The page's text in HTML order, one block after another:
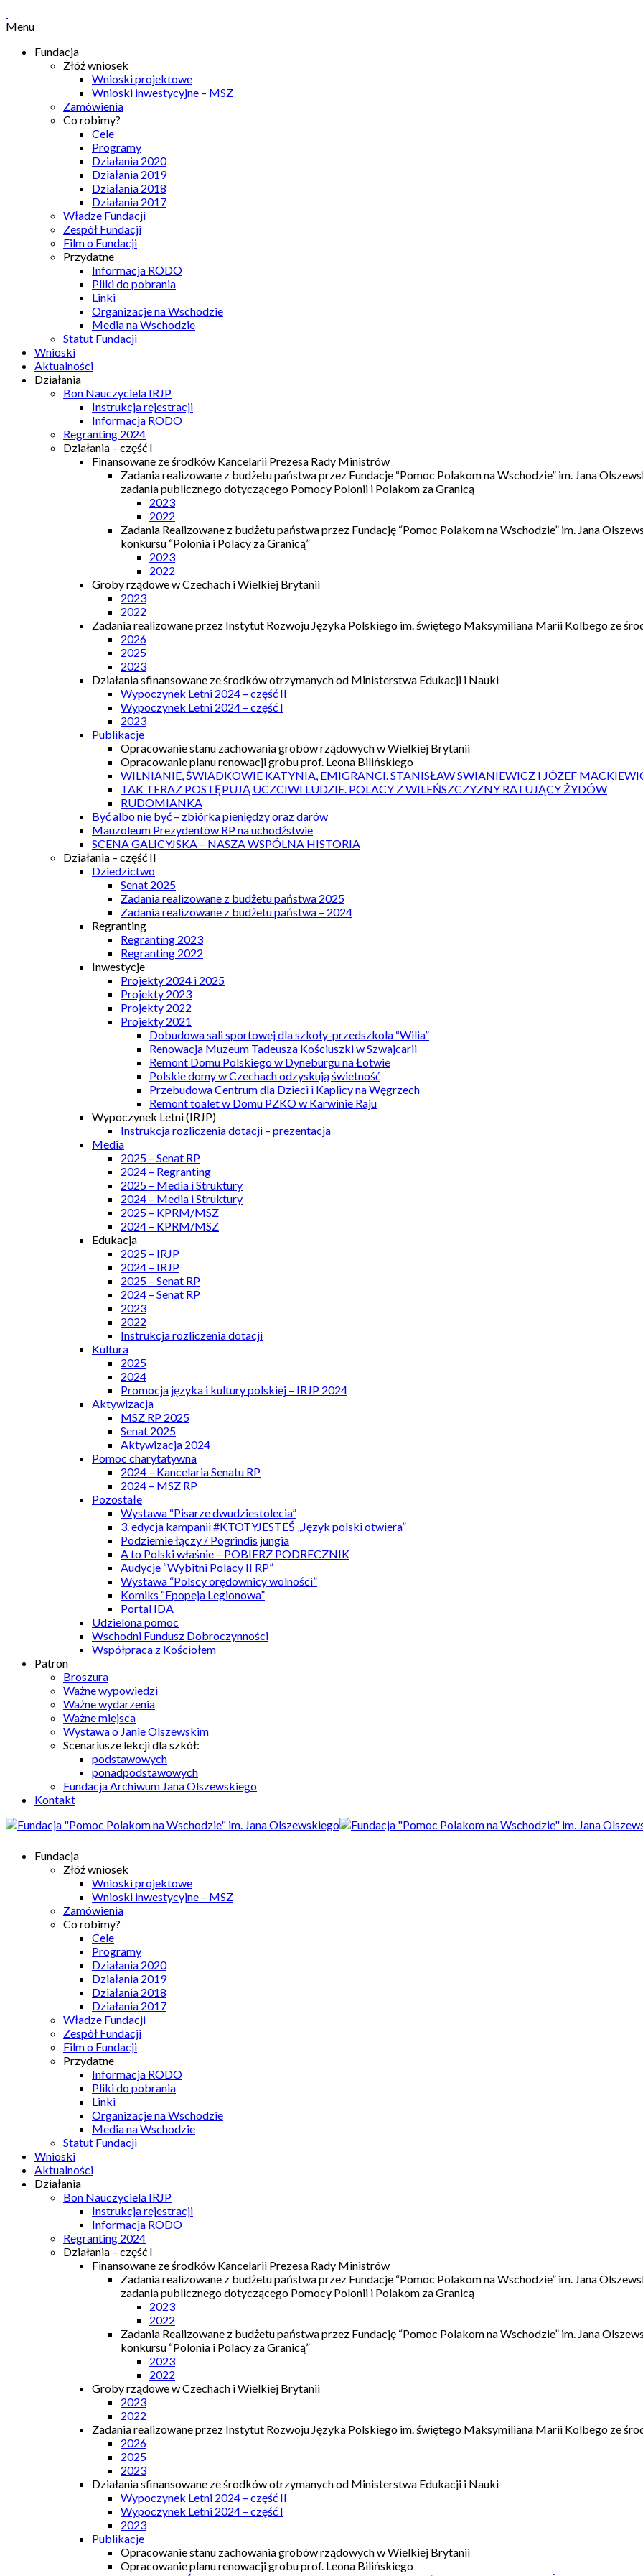
Menu
Fundacja
Złóż wniosek
Wnioski projektowe
Wnioski inwestycyjne – MSZ
Zamówienia
Co robimy?
Cele
Programy
Działania 2020
Działania 2019
Działania 2018
Działania 2017
Władze Fundacji
Zespół Fundacji
Film o Fundacji
Przydatne
Informacja RODO
Pliki do pobrania
Linki
Organizacje na Wschodzie
Media na Wschodzie
Statut Fundacji
Wnioski
Aktualności
Działania
Bon Nauczyciela IRJP
Instrukcja rejestracji
Informacja RODO
Regranting 2024
Działania – część I
Finansowane ze środków Kancelarii Prezesa Rady Ministrów
Zadania realizowane z budżetu państwa przez Fundacje “Pomoc Polakom na Wschodzie” im. Jana
zadania publicznego dotyczącego Pomocy Polonii i Polakom za Granicą
2023
2022
Zadania Realizowane z budżetu państwa przez Fundację “Pomoc Polakom na Wschodzie” im. Jana
konkursu “Polonia i Polacy za Granicą”
2023
2022
Groby rządowe w Czechach i Wielkiej Brytanii
2023
2022
Zadania realizowane przez Instytut Rozwoju Języka Polskiego im. świętego Maksymiliana Marii Kolbego ze
2026
2025
2023
Działania sfinansowane ze środków otrzymanych od Ministerstwa Edukacji i Nauki
Wypoczynek Letni 2024 – część II
Wypoczynek Letni 2024 – część I
2023
Publikacje
Opracowanie stanu zachowania grobów rządowych w Wielkiej Brytanii
Opracowanie planu renowacji grobu prof. Leona Bilińskiego
WILNIANIE, ŚWIADKOWIE KATYNIA, EMIGRANCI. STANISŁAW SWIANIEWICZ I JÓZEF
TAK TERAZ POSTĘPUJĄ UCZCIWI LUDZIE. POLACY Z WILEŃSZCZYZNY RATUJĄCY ŻYDÓW
RUDOMIANKA
Być albo nie być – zbiórka pieniędzy oraz darów
Mauzoleum Prezydentów RP na uchodźstwie
SCENA GALICYJSKA – NASZA WSPÓLNA HISTORIA
Działania – część II
Dziedzictwo
Senat 2025
Zadania realizowane z budżetu państwa 2025
Zadania realizowane z budżetu państwa – 2024
Regranting
Regranting 2023
Regranting 2022
Inwestycje
Projekty 2024 i 2025
Projekty 2023
Projekty 2022
Projekty 2021
Dobudowa sali sportowej dla szkoły-przedszkola “Wilia”
Renowacja Muzeum Tadeusza Kościuszki w Szwajcarii
Remont Domu Polskiego w Dyneburgu na Łotwie
Polskie domy w Czechach odzyskują świetność
Przebudowa Centrum dla Dzieci i Kaplicy na Węgrzech
Remont toalet w Domu PZKO w Karwinie Raju
Wypoczynek Letni (IRJP)
Instrukcja rozliczenia dotacji – prezentacja
Media
2025 – Senat RP
2024 – Regranting
2025 – Media i Struktury
2024 – Media i Struktury
2025 – KPRM/MSZ
2024 – KPRM/MSZ
Edukacja
2025 – IRJP
2024 – IRJP
2025 – Senat RP
2024 – Senat RP
2023
2022
Instrukcja rozliczenia dotacji
Kultura
2025
2024
Promocja języka i kultury polskiej – IRJP 2024
Aktywizacja
MSZ RP 2025
Senat 2025
Aktywizacja 2024
Pomoc charytatywna
2024 – Kancelaria Senatu RP
2024 – MSZ RP
Pozostałe
Wystawa “Pisarze dwudziestolecia”
3. edycja kampanii #KTOTYJESTEŚ „Język polski otwiera”
Podziemie łączy / Pogrindis jungia
A to Polski właśnie – POBIERZ PODRECZNIK
Audycje “Wybitni Polacy II RP”
Wystawa “Polscy orędownicy wolności”
Komiks “Epopeja Legionowa”
Portal IDA
Udzielona pomoc
Wschodni Fundusz Dobroczynności
Współpraca z Kościołem
Patron
Broszura
Ważne wypowiedzi
Ważne wydarzenia
Ważne miejsca
Wystawa o Janie Olszewskim
Scenariusze lekcji dla szkół:
podstawowych
ponadpodstawowych
Fundacja Archiwum Jana Olszewskiego
Kontakt
Fundacja
Złóż wniosek
Wnioski projektowe
Wnioski inwestycyjne – MSZ
Zamówienia
Co robimy?
Cele
Programy
Działania 2020
Działania 2019
Działania 2018
Działania 2017
Władze Fundacji
Zespół Fundacji
Film o Fundacji
Przydatne
Informacja RODO
Pliki do pobrania
Linki
Organizacje na Wschodzie
Media na Wschodzie
Statut Fundacji
Wnioski
Aktualności
Działania
Bon Nauczyciela IRJP
Instrukcja rejestracji
Informacja RODO
Regranting 2024
Działania – część I
Finansowane ze środków Kancelarii Prezesa Rady Ministrów
Zadania realizowane z budżetu państwa przez Fundacje “Pomoc Polakom na Wschodzie” im. Jana
zadania publicznego dotyczącego Pomocy Polonii i Polakom za Granicą
2023
2022
Zadania Realizowane z budżetu państwa przez Fundację “Pomoc Polakom na Wschodzie” im. Jana
konkursu “Polonia i Polacy za Granicą”
2023
2022
Groby rządowe w Czechach i Wielkiej Brytanii
2023
2022
Zadania realizowane przez Instytut Rozwoju Języka Polskiego im. świętego Maksymiliana Marii Kolbego ze
2026
2025
2023
Działania sfinansowane ze środków otrzymanych od Ministerstwa Edukacji i Nauki
Wypoczynek Letni 2024 – część II
Wypoczynek Letni 2024 – część I
2023
Publikacje
Opracowanie stanu zachowania grobów rządowych w Wielkiej Brytanii
Opracowanie planu renowacji grobu prof. Leona Bilińskiego